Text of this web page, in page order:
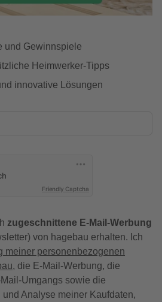
und Gewinnspiele
Heimwerker-Tipps
innovative Lösungen
Friendly Captcha
zugeschnittene E-Mail-Werbung
von hagebau erhalten. Ich
meiner personenbezogenen
, die E-Mail-Werbung, die
Umgangs sowie die
Analyse meiner Kaufdaten,